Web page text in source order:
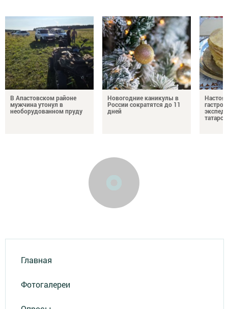
В Апастовском районе
мужчина утонул в
необорудованном пруду
Новогодние каникулы в
России сократятся до 11
дней
Главная
Фотогалереи